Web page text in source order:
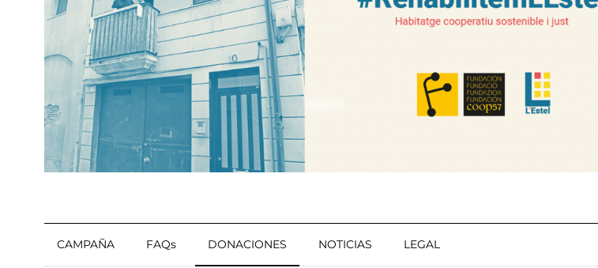
CAMPAÑA FAQs DONACIONES NOTICIAS LEGAL